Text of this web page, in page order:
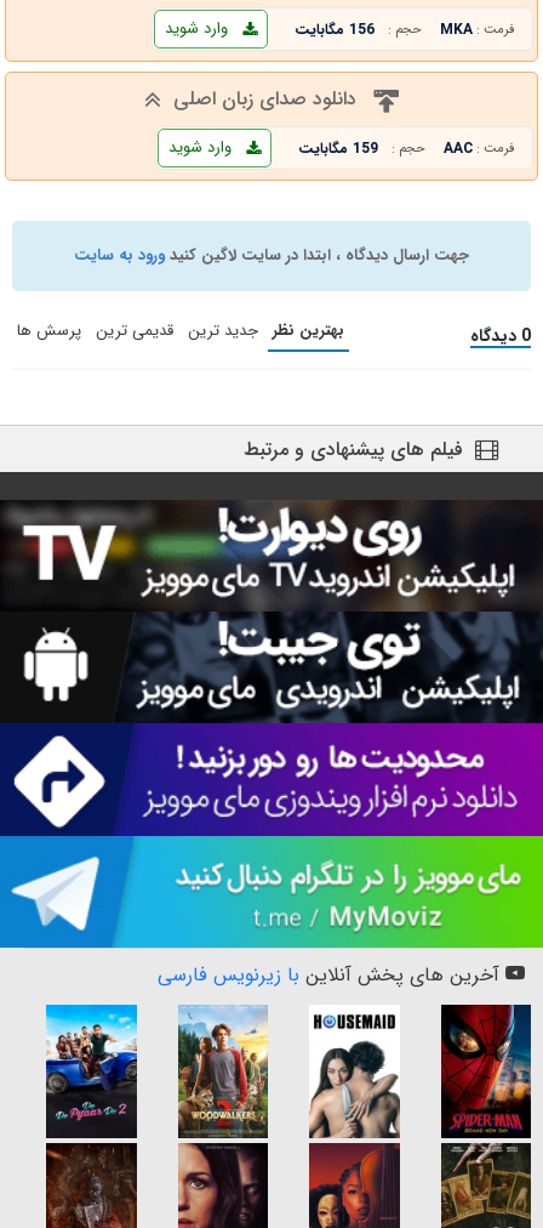
فرمت : MKA حجم : 156 مگابایت وارد شوید
دانلود صدای زبان اصلی
فرمت : AAC حجم : 159 مگابایت وارد شوید
جهت ارسال دیدگاه ، ابتدا در سایت لاگین کنیدورود به سایت
0 دیدگاه بهترین نظر جدید ترین قدیمی ترین پرسش ها
فیلم های پیشنهادی و مرتبط
آخرین های پخش آنلاین با زیرنویس فارسی